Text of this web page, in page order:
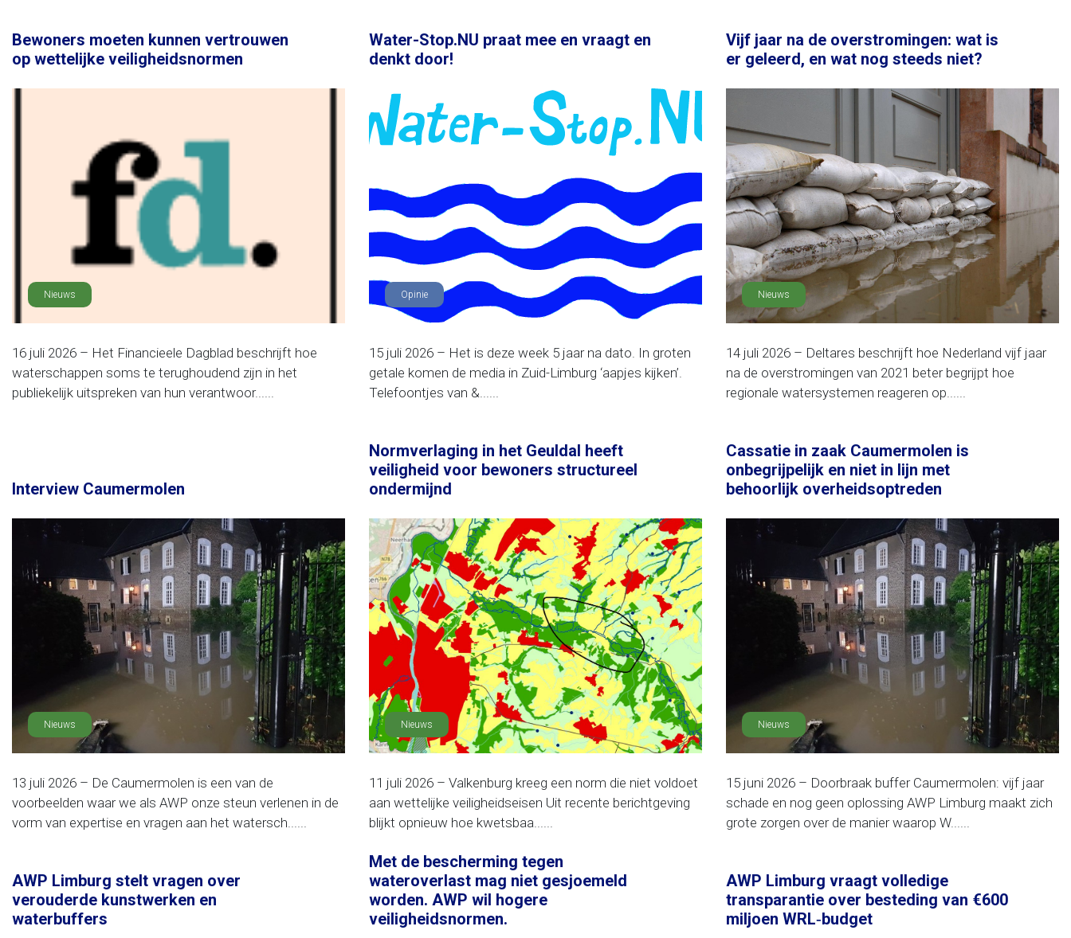
Bewoners moeten kunnen vertrouwen
op wettelijke veiligheidsnormen
Nieuws
16 juli 2026 – Het Financieele Dagblad beschrijft hoe
waterschappen soms te terughoudend zijn in het
publiekelijk uitspreken van hun verantwoor......
Water-Stop.NU praat mee en vraagt en
denkt door!
Opinie
15 juli 2026 – Het is deze week 5 jaar na dato. In groten
getale komen de media in Zuid-Limburg ‘aapjes kijken’.
Telefoontjes van &......
Vijf jaar na de overstromingen: wat is
er geleerd, en wat nog steeds niet?
Nieuws
14 juli 2026 – Deltares beschrijft hoe Nederland vijf jaar
na de overstromingen van 2021 beter begrijpt hoe
regionale watersystemen reageren op......
Interview Caumermolen
Nieuws
13 juli 2026 – De Caumermolen is een van de
voorbeelden waar we als AWP onze steun verlenen in de
vorm van expertise en vragen aan het watersch......
Normverlaging in het Geuldal heeft
veiligheid voor bewoners structureel
ondermijnd
Nieuws
11 juli 2026 – Valkenburg kreeg een norm die niet voldoet
aan wettelijke veiligheidseisen Uit recente berichtgeving
blijkt opnieuw hoe kwetsbaa......
Cassatie in zaak Caumermolen is
onbegrijpelijk en niet in lijn met
behoorlijk overheidsoptreden
Nieuws
15 juni 2026 – Doorbraak buffer Caumermolen: vijf jaar
schade en nog geen oplossing AWP Limburg maakt zich
grote zorgen over de manier waarop W......
AWP Limburg stelt vragen over
verouderde kunstwerken en
waterbuffers
Met de bescherming tegen
wateroverlast mag niet gesjoemeld
worden. AWP wil hogere
veiligheidsnormen.
AWP Limburg vraagt volledige
transparantie over besteding van €600
miljoen WRL‑budget